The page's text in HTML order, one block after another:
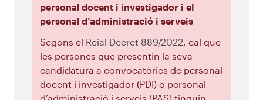
personal docent i investigador i el
personal d’administració i serveis
Segons el Reial Decret 889/2022, cal que
les persones que presentin la seva
candidatura a convocatòries de personal
docent i investigador (PDI) o personal